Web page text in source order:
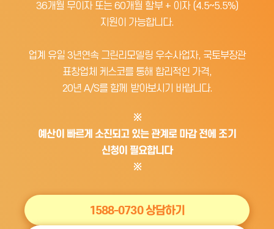
1588-0730 상담하기
36개월 무이자 또는 60개월 할부 + 이자 (4.5~5.5%)
지원이 가능합니다.
업계 유일 3년연속 그린리모델링 우수사업자, 국토부장관
표창업체 케스코를 통해 합리적인 가격,
20년 A/S를 함께 받아보시기 바랍니다.
※
예산이 빠르게 소진되고 있는 관계로 마감 전에 조기
신청이 필요합니다
※